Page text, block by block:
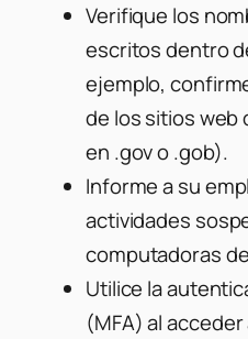
Verifique los
escritos dentro
ejemplo,
de los sitios web
en .gov o .gob).
Informe a su
actividades
computadoras
Utilice la
(MFA) al